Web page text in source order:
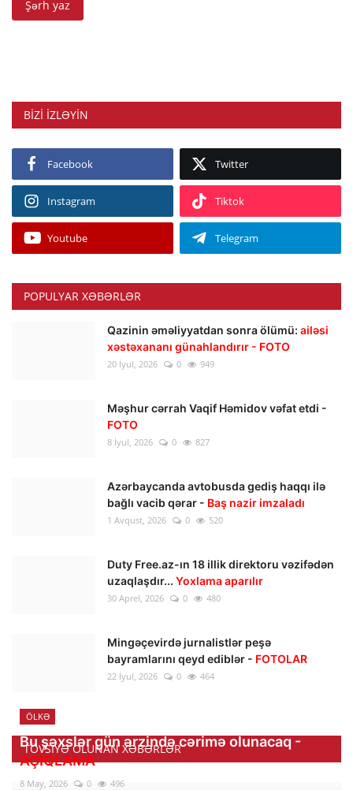
Şərh yaz
BIZI IZLƏYIN
Facebook Twitter
Instagram Tiktok
Youtube Telegram
POPULYAR XƏBƏRLƏR
Qazinin əməliyyatdan sonra ölümü: ailəsi
xəstəxananı günahlandırır - FOTO
20 İyul, 2026 0 949
Məşhur cərrah Vaqif Həmidov vəfat etdi -
FOTO
8 İyul, 2026 0 827
Azərbaycanda avtobusda gediş haqqı ilə
bağlı vacib qərar - Baş nazir imzaladı
1 Avqust, 2026 0 520
Duty Free.az-ın 18 illik direktoru vəzifədən
uzaqlaşdır... Yoxlama aparılır
30 Aprel, 2026 0 480
Mingəçevirdə jurnalistlər peşə
bayramlarını qeyd ediblər - FOTOLAR
22 İyul, 2026 0 464
TÖVSIYƏ OLUNAN XƏBƏRLƏR
ÖLKƏ
Bu şəxslər gün ərzində cərimə olunacaq -
AÇIQLAMA
8 May, 2026 0 496